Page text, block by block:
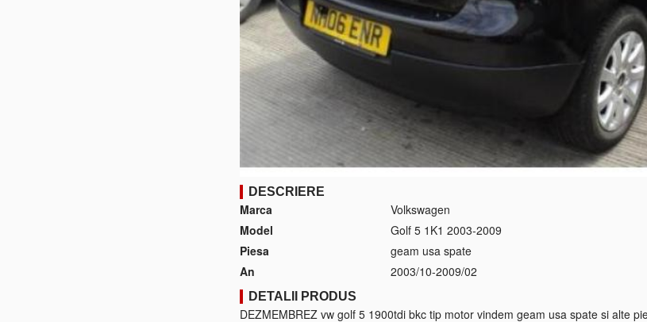
DESCRIERE
Marca
Volkswagen
Model
Golf 5 1K1 2003-2009
Piesa
geam usa spate
An
2003/10-2009/02
DETALII PRODUS
DEZMEMBREZ vw golf 5 1900tdi bkc tip motor vindem geam usa spate si alte